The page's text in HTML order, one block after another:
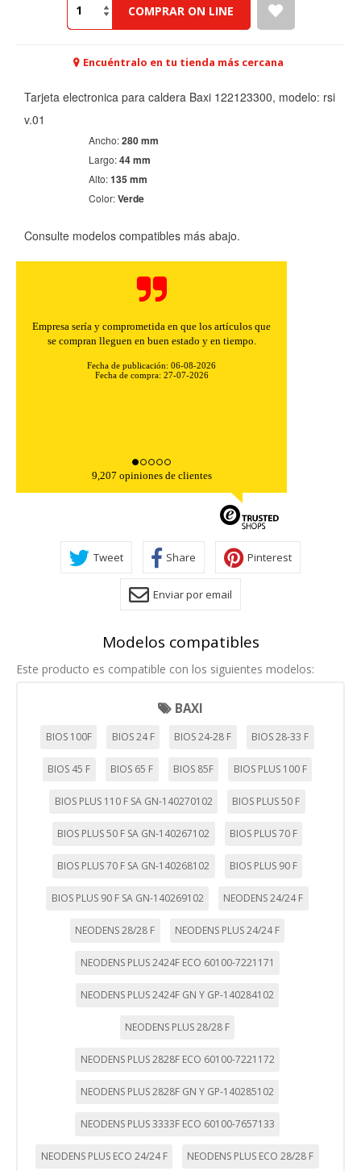
COMPRAR ON LINE
Encuéntralo en tu tienda más cercana
Tarjeta electronica para caldera Baxi 122123300, modelo: rsi
v.01
Ancho:280 mm
Largo:44 mm
Alto:135 mm
Color:Verde
Consulte modelos compatibles más abajo.
Buenos precios y muy rápidos en el envío.
Fecha de compra: 30-07-2026
9,207 opiniones de clientes
Tweet Share Pinterest
Enviar por email
Modelos compatibles
Este producto es compatible con los siguientes modelos:
BAXI
BIOS 100F BIOS 24 F BIOS 24-28 F BIOS 28-33 F
BIOS 45 F BIOS 65 F BIOS 85F BIOS PLUS 100 F
BIOS PLUS 110 F SA GN-140270102 BIOS PLUS 50 F
BIOS PLUS 50 F SA GN-140267102 BIOS PLUS 70 F
BIOS PLUS 70 F SA GN-140268102 BIOS PLUS 90 F
BIOS PLUS 90 F SA GN-140269102 NEODENS 24/24 F
NEODENS 28/28 F NEODENS PLUS 24/24 F
NEODENS PLUS 2424F ECO 60100-7221171
NEODENS PLUS 2424F GN Y GP-140284102
NEODENS PLUS 28/28 F
NEODENS PLUS 2828F ECO 60100-7221172
NEODENS PLUS 2828F GN Y GP-140285102
NEODENS PLUS 3333F ECO 60100-7657133
NEODENS PLUS ECO 24/24 F NEODENS PLUS ECO 28/28 F
Estas cookies son necesarias para que el sitio web